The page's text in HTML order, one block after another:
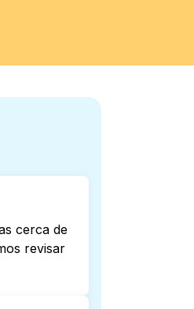
cerca de
revisar